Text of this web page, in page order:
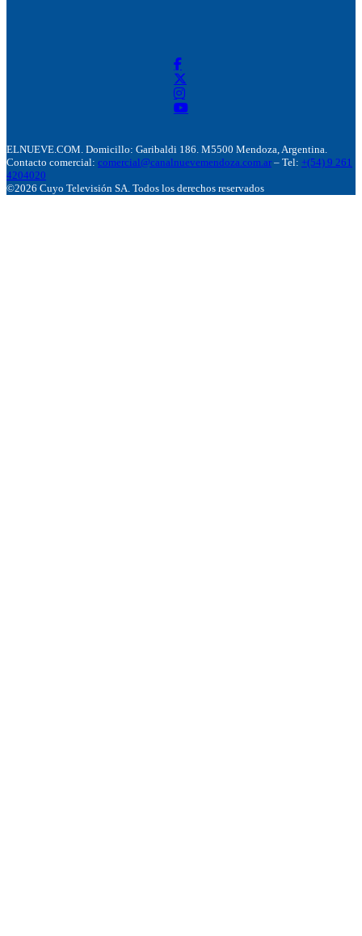
ELNUEVE.COM. Domicillo: Garibaldi 186. M5500 Mendoza, Argentina.
Contacto comercial: comercial@canalnuevemendoza.com.ar – Tel: +(54) 9 261
4204020
©2026 Cuyo Televisión SA. Todos los derechos reservados